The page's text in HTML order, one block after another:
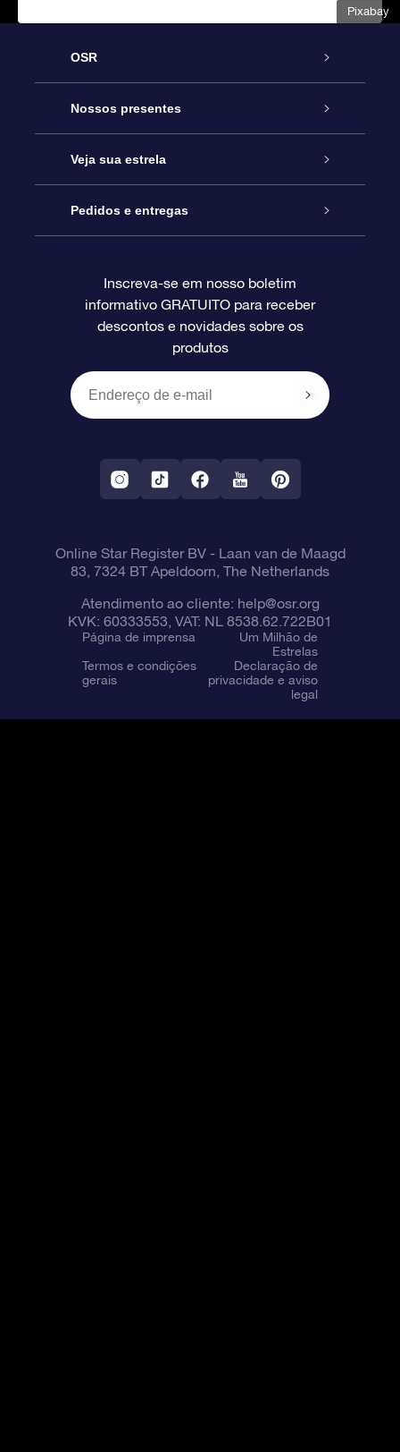
Pixabay
OSR
Serviço
Entre em contato conosco
Blog
Avaliações
Nossos presentes
Presente estrelar on-line
Pacote de presente da OSR
O cartão de presente da OSR
Presentes corporativos
Veja sua estrela
Star Register
Página estelar personalizada
Um Milhão de Estrelas
OSR Starsaver
Aplicativo RV Fly me to the stars
Pedidos e entregas
Informações de pagamento
Política de devolução
Constelações
Inscreva-se em nosso boletim
informativo GRATUITO para receber
descontos e novidades sobre os
produtos
Online Star Register BV- Laan van de Maagd
83, 7324 BT Apeldoorn, The Netherlands
Atendimento ao cliente: help@osr.org
KVK: 60333553, VAT: NL 8538.62.722B01
Página de imprensa
Um Milhão de
Estrelas
Termos e condições
gerais
Declaração de
privacidade e aviso
legal